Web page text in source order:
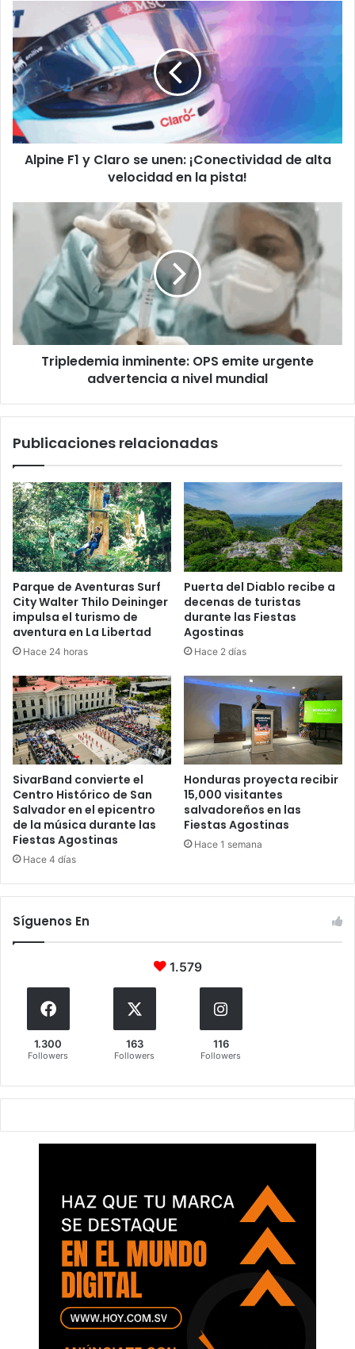
Alpine
F1
y
Claro
se
unen:
¡Conectividad
de
alta
velocidad
Alpine F1 y Claro se unen: ¡Conectividad de alta
velocidad en la pista!
Tripledemia
inminente:
urgente
advertencia
nivel
mundial
Tripledemia inminente: OPS emite urgente
advertencia a nivel mundial
Publicaciones relacionadas
Parque de Aventuras Surf
City Walter Thilo Deininger
impulsa el turismo de
aventura en La Libertad
Hace 24 horas
Puerta del Diablo recibe a
decenas de turistas
durante las Fiestas
Agostinas
Hace 2 días
SivarBand convierte el
Centro Histórico de San
Salvador en el epicentro
de la música durante las
Fiestas Agostinas
Hace 4 días
Honduras proyecta recibir
15,000 visitantes
salvadoreños en las
Fiestas Agostinas
Hace 1 semana
Síguenos En
1.579
1.300
Followers
163
Followers
116
Followers